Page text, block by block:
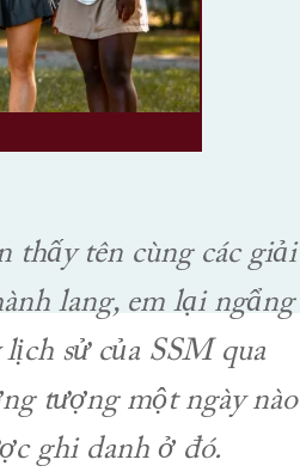
tên cùng các giải
lang, em lại ngẩng
sử của SSM qua
tượng một ngày nào
ghi danh ở đó.